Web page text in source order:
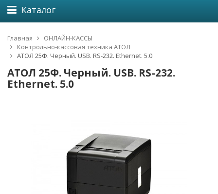
Каталог
Главная
ОНЛАЙН-КАССЫ
Контрольно-кассовая техника АТОЛ
АТОЛ 25Ф. Черный. USB. RS-232. Ethernet. 5.0
АТОЛ 25Ф. Черный. USB. RS-232.
Ethernet. 5.0